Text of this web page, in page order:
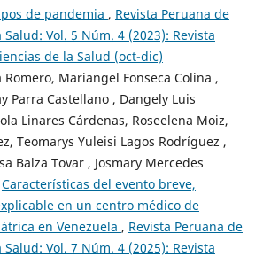
de pandemia , Revista Peruana de
Vol. 5 Núm. 4 (2023): Revista
de la Salud (oct-dic)
Mariangel Fonseca Colina ,
Parra Castellano , Dangely Luis
Linares Cárdenas, Roseelena Moiz,
Teomarys Yuleisi Lagos Rodríguez ,
Balza Tovar , Josmary Mercedes
Características del evento breve,
en un centro médico de
en Venezuela , Revista Peruana de
Vol. 7 Núm. 4 (2025): Revista